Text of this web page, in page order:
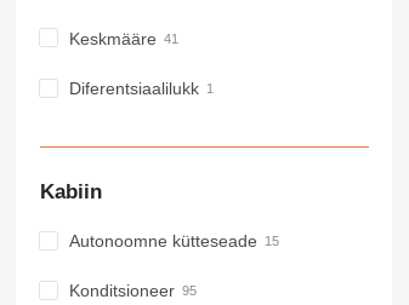
Keskmääre
Diferentsiaalilukk
Kabiin
Autonoomne kütteseade
Konditsioneer